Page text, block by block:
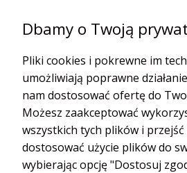
Olejki ziołowe /
korzenne
Bazylia
Cynamon
Estragon
Gałka muszkatołowa
Golteria
Goździk
Imbir
Dbamy o Twoją
Pliki cookies i pokrewne im
umożliwiają poprawne
nam dostosować ofertę do
Możesz zaakceptować
wszystkich tych plików i
dostosować użycie plików do
wybierając opcję "Dostosuj